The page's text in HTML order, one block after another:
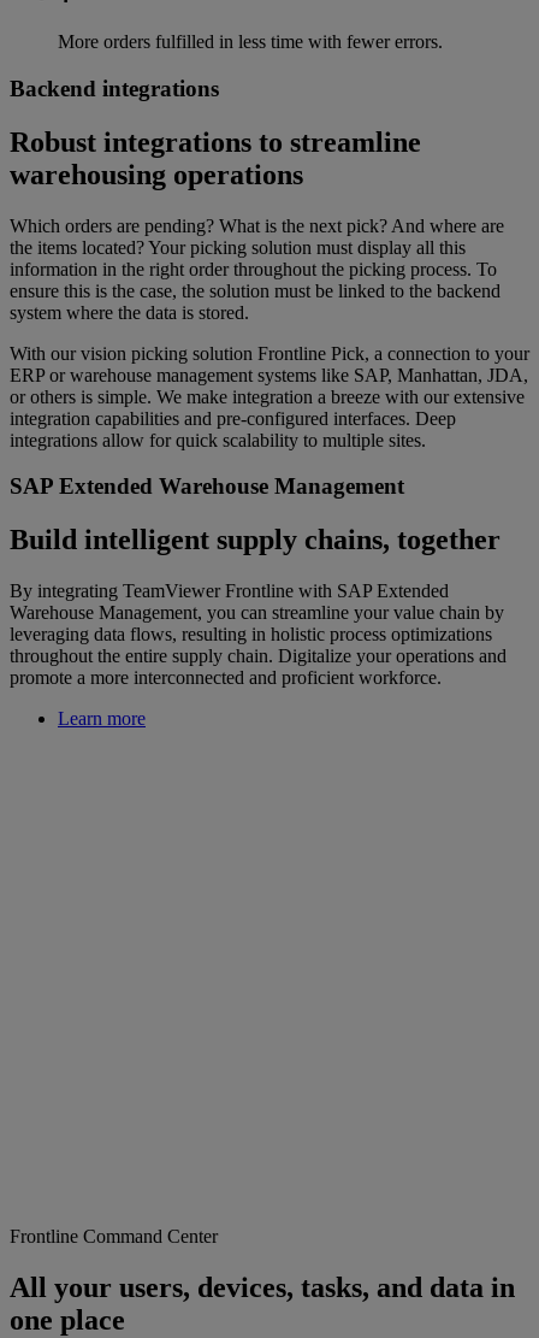
More orders fulfilled in less time with fewer errors.
Backend integrations
Robust integrations to streamline
warehousing operations
Which orders are pending? What is the next pick? And where are
the items located? Your picking solution must display all this
information in the right order throughout the picking process. To
ensure this is the case, the solution must be linked to the backend
system where the data is stored.
With our vision picking solution Frontline Pick, a connection to your
ERP or warehouse management systems like SAP, Manhattan, JDA,
or others is simple. We make integration a breeze with our extensive
integration capabilities and pre-configured interfaces. Deep
integrations allow for quick scalability to multiple sites.
SAP Extended Warehouse Management
Build intelligent supply chains, together
By integrating TeamViewer Frontline with SAP Extended
Warehouse Management, you can streamline your value chain by
leveraging data flows, resulting in holistic process optimizations
throughout the entire supply chain. Digitalize your operations and
promote a more interconnected and proficient workforce.
Learn more
Frontline Command Center
All your users, devices, tasks, and data in
one place